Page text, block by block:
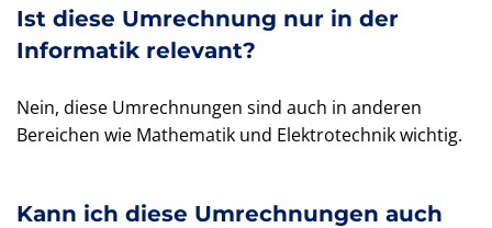
Ist diese Umrechnung nur in der
Informatik relevant?
Nein, diese Umrechnungen sind auch in anderen
Bereichen wie Mathematik und Elektrotechnik wichtig.
Kann ich diese Umrechnungen auch